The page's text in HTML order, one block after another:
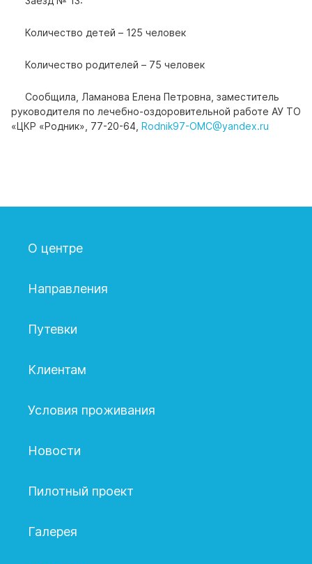
Количество детей – 125 человек
Количество родителей – 75 человек
Сообщила, Ламанова Елена Петровна, заместитель
руководителя по лечебно-оздоровительной работе АУ ТО
«ЦКР «Родник», 77-20-64, Rodnik97-ОМС@yаndex.ru
О центре
Направления
Путевки
Клиентам
Условия проживания
Новости
Пилотный проект
Галерея